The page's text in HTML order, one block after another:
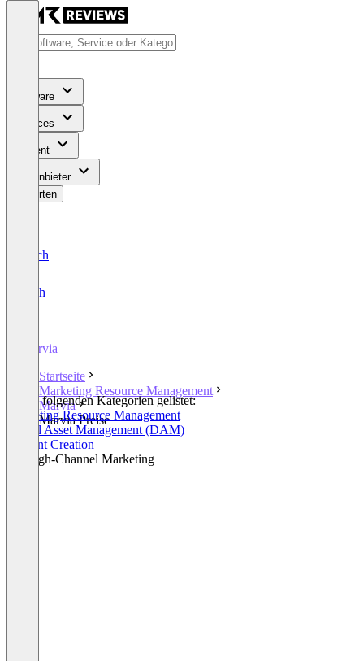
Software
Services
Content
Für Anbieter
Bewerten
Deutsch
English
Marvia
Startseite
Marketing Resource Management
Marvia
Marvia Preise
In den folgenden Kategorien gelistet:
Marketing Resource Management
Digital Asset Management (DAM)
Content Creation
Through-Channel Marketing